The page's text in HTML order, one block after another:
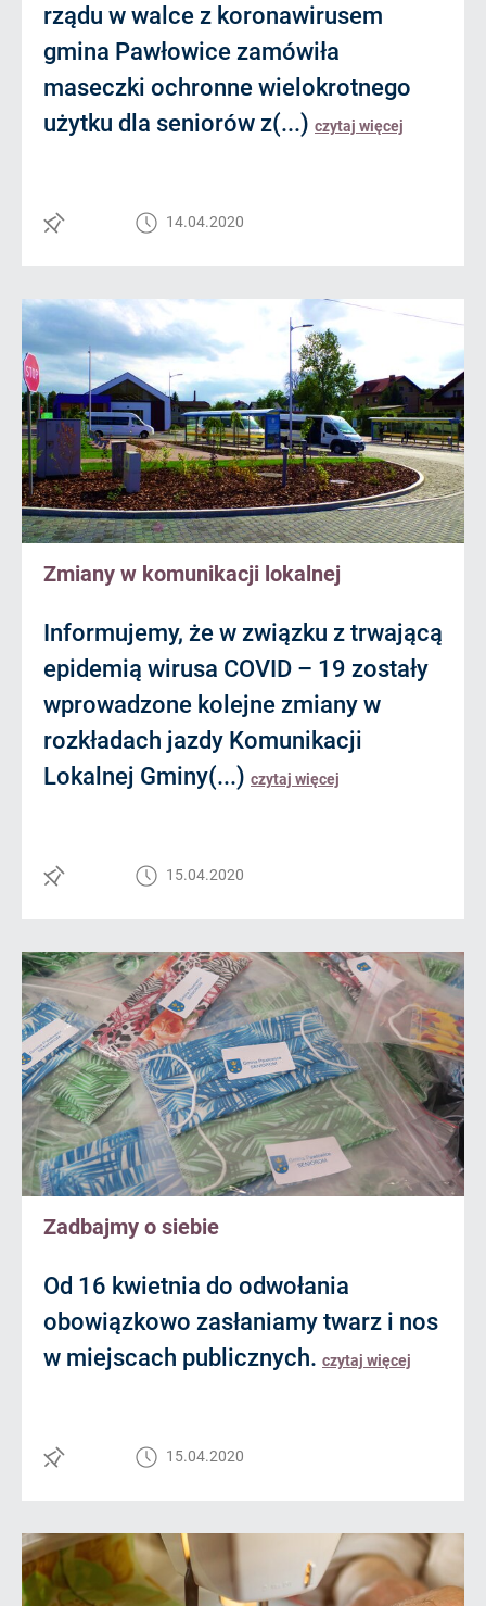
rządu w walce z koronawirusem
gmina Pawłowice zamówiła
maseczki ochronne wielokrotnego
użytku dla seniorów z(...) czytaj więcej
14.04.2020
Zmiany w komunikacji lokalnej
Informujemy, że w związku z trwającą
epidemią wirusa COVID – 19 zostały
wprowadzone kolejne zmiany w
rozkładach jazdy Komunikacji
Lokalnej Gminy(...) czytaj więcej
15.04.2020
Zadbajmy o siebie
Od 16 kwietnia do odwołania
obowiązkowo zasłaniamy twarz i nos
w miejscach publicznych. czytaj więcej
15.04.2020